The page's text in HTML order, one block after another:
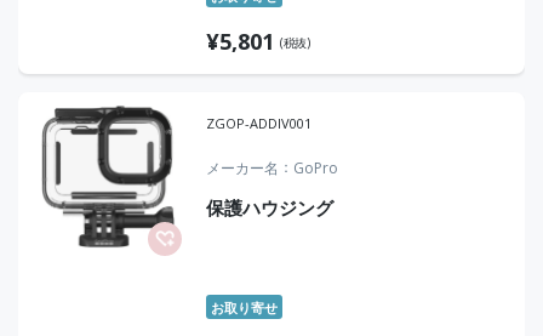
¥5,801 (税抜)
ZGOP-ADDIV001
メーカー名 GoPro
保護ハウジング
お取り寄せ